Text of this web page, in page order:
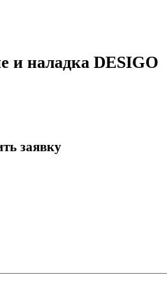
и наладка DESIGO
заявку